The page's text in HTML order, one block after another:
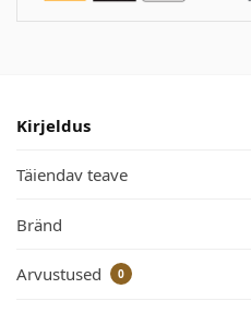
Kirjeldus
Täiendav teave
Bränd
Arvustused 0